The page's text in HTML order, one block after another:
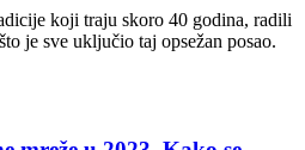
koji traju skoro 40 godina, radili
je sve uključio taj opsežan posao.